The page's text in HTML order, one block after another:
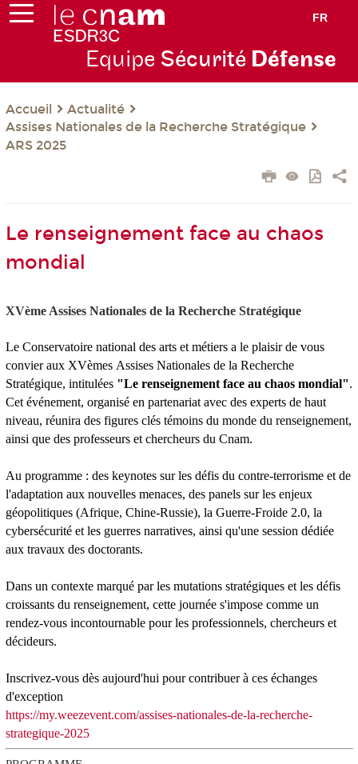
FR
Equipe Sécurité Défense
Accueil
Actualité
Assises Nationales de la Recherche Stratégique
ARS 2025
Le renseignement face au chaos
mondial
XVème Assises Nationales de la Recherche Stratégique
Le Conservatoire national des arts et métiers a le plaisir de vous
convier aux XVèmesAssises Nationales de la Recherche
Stratégique, intitulées "Le renseignement face au chaos mondial".
Cet événement, organisé en partenariat avec des experts de haut
niveau, réunira des figures clés témoins du monde du renseignement,
ainsi que des professeurs et chercheurs du Cnam.
Au programme : des keynotes sur les défis du contre-terrorisme et de
l'adaptation aux nouvelles menaces, des panels sur les enjeux
géopolitiques (Afrique, Chine-Russie), la Guerre-Froide 2.0, la
cybersécurité et les guerres narratives, ainsi qu'une session dédiée
aux travaux des doctorants.
Dans un contexte marqué par les mutations stratégiques et les défis
croissants du renseignement, cette journée s'impose comme un
rendez-vous incontournable pour les professionnels, chercheurs et
décideurs.
Inscrivez-vous dès aujourd'hui pour contribuer à ces échanges
d'exception
https://my.weezevent.com/assises-nationales-de-la-recherche-
strategique-2025